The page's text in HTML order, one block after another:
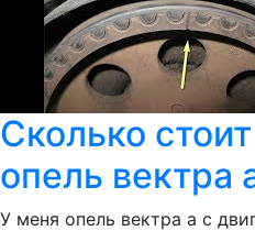
Сколько
опель вектра
У меня опель вектра а с